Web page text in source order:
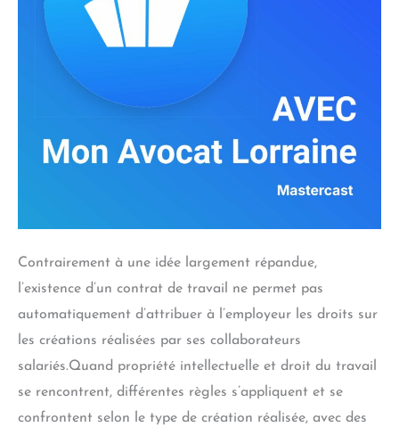
Contrairement à une idée largement répandue,
l’existence d’un contrat de travail ne permet pas
automatiquement d’attribuer à l’employeur les droits sur
les créations réalisées par ses collaborateurs
salariés.Quand propriété intellectuelle et droit du travail
se rencontrent, différentes règles s’appliquent et se
confrontent selon le type de création réalisée, avec des